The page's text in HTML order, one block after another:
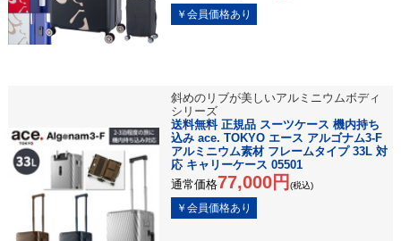
斜めのリブが美しいアルミニウムボディ
シリーズ
送料無料 正規品 スーツケース 機内持ち
込み ace. TOKYO エース アルゴナム3-F
アルミニウム素材 フレームタイプ 33L 対
応 キャリーケース 05501
通常価格77,000円 (税込)